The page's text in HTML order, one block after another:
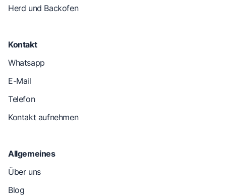
Herd und Backofen
Kontakt
Whatsapp
E-Mail
Telefon
Kontakt aufnehmen
Allgemeines
Über uns
Blog